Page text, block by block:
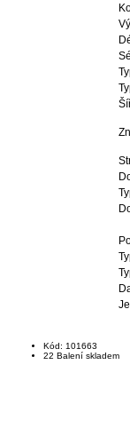
Kód: 101663
22 Balení skladem